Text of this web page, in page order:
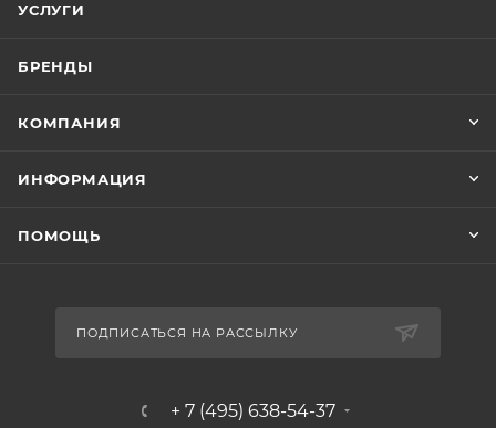
УСЛУГИ
БРЕНДЫ
КОМПАНИЯ
ИНФОРМАЦИЯ
ПОМОЩЬ
ПОДПИСАТЬСЯ НА РАССЫЛКУ
+ 7 (495) 638-54-37